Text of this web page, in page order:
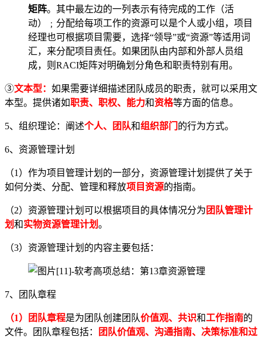
矩阵。其中最左边的一列表示有待完成的工作（活
动）﹔分配给每项工作的资源可以是个人或小组，项目
经理也可根据项目需要，选择“领导”或“资源”等适用词
汇，来分配项目责任。如果团队由内部和外部人员组
成，则RACI矩阵对明确划分角色和职责特别有用。
③文本型： 如果需要详细描述团队成员的职责，就可以采用文
本型。提供诸如职责、职权、能力和资格等方面的信息。
5、组织理论：阐述个人、团队和组织部门 的行为方式。
6、资源管理计划
（1）作为项目管理计划的一部分，资源管理计划提供了关于
如何分类、分配、管理和释放项目资源的指南。
（2）资源管理计划可以根据项目的具体情况分为 团队管理计
划和实物资源管理计划。
（3）资源管理计划的内容主要包括：
7、团队章程
（1）团队章程是为团队创建团队价值观、共识和工作指南的
文件。团队章程包括：
团队价值观、沟通指南、决策标准和过